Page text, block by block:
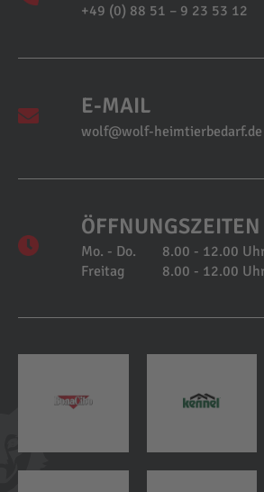
+49 (0) 88 51 – 9 23 53 12
E-MAIL
wolf@wolf-heimtierbedarf.de
ÖFFNUNGSZEITEN
Mo. - Do. 8.00 - 12.00
Freitag
8.00 - 12.00